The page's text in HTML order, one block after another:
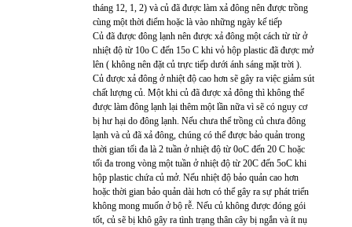
tháng 12, 1, 2) và củ đã được làm xả đông nên được trồng
cùng một thời điểm hoặc là vào những ngày kế tiếp
Củ đã được đông lạnh nên được xả đông một cách từ từ ở
nhiệt độ từ 10o C đến 15o C khi vỏ hộp plastic đã được mở
lên ( không nên đặt củ trực tiếp dưới ánh sáng mặt trời ).
Củ được xả đông ở nhiệt độ cao hơn sẽ gây ra việc giảm sút
chất lượng củ. Một khi củ đã được xả đông thì không thể
được làm đông lạnh lại thêm một lần nữa vì sẽ có nguy cơ
bị hư hại do đông lạnh. Nếu chưa thể trồng củ chưa đông
lạnh và củ đã xả đông, chúng có thể được bảo quản trong
thời gian tối đa là 2 tuần ở nhiệt độ từ 0oC đến 20 C hoặc
tối đa trong vòng một tuần ở nhiệt độ từ 20C đến 5oC khi
hộp plastic chứa củ mở. Nếu nhiệt độ bảo quản cao hơn
hoặc thời gian bảo quản dài hơn có thể gây ra sự phát triển
không mong muốn ở bộ rễ. Nếu củ không được đóng gói
tốt, củ sẽ bị khô gây ra tình trạng thân cây bị ngắn và ít nụ